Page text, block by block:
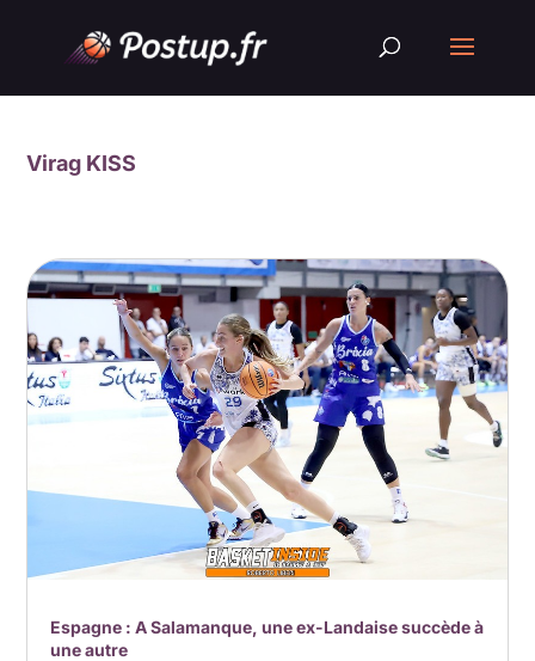
Virag KISS
Espagne : A Salamanque, une ex-Landaise succède à
une autre